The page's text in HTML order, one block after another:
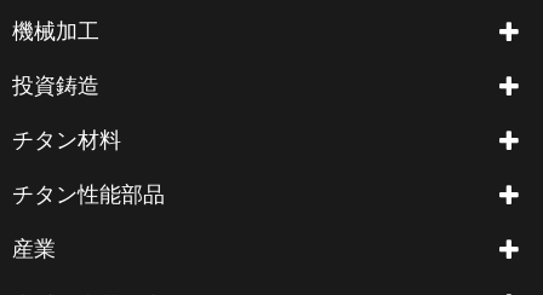
機械加工
投資鋳造
チタン材料
チタン性能部品
産業